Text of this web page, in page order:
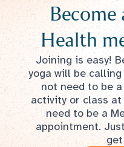
Become
Health
Joining is easy!
yoga will be calling
not need to be
activity or class at
need to be a
appointment.